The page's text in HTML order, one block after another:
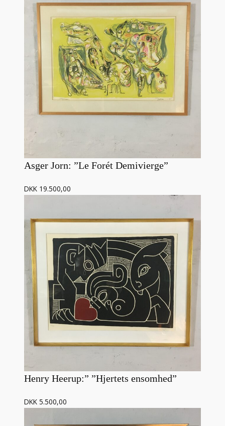
Asger Jorn: ”Le Forét Demivierge”
DKK 19.500,00
Henry Heerup:” ”Hjertets ensomhed”
DKK 5.500,00